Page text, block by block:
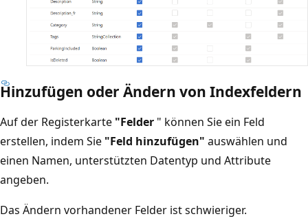
Hinzufügen oder Ändern von Indexfeldern
Auf der Registerkarte "Felder " können Sie ein Feld
erstellen, indem Sie "Feld hinzufügen" auswählen und
einen Namen, unterstützten Datentyp und Attribute
angeben.
Das Ändern vorhandener Felder ist schwieriger.